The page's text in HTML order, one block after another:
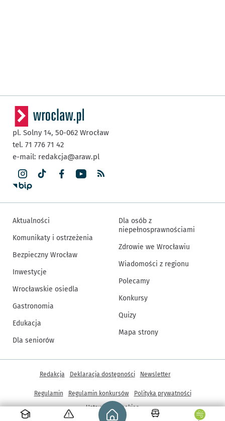
Strona główna - wroclaw.pl
pl. Solny 14, 50-062 Wrocław
tel. 71 776 71 42
e-mail: redakcja@araw.pl
Aktualności
Komunikaty i ostrzeżenia
Bezpieczny Wrocław
Inwestycje
Wrocławskie osiedla
Gastronomia
Edukacja
Dla seniorów
Dla osób z
niepełnosprawnościami
Zdrowie we Wrocławiu
Wiadomości z regionu
Polecamy
Konkursy
Quizy
Mapa strony
Inne informacje
Redakcja Deklaracja dostępności Newsletter
Regulamin Regulamin konkursów
Polityka prywatności
Ustawienia cookies